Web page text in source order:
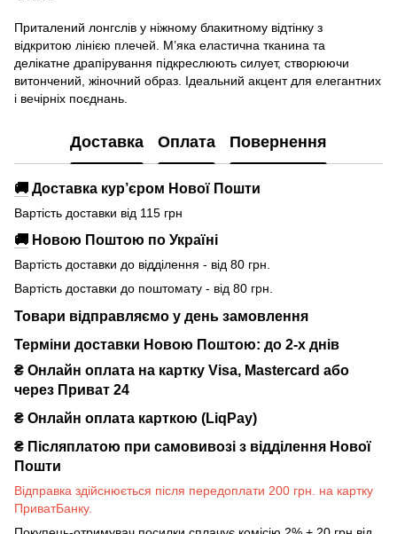
Приталений лонгслів у ніжному блакитному відтінку з
відкритою лінією плечей. М’яка еластична тканина та
делікатне драпірування підкреслюють силует, створюючи
витончений, жіночний образ. Ідеальний акцент для елегантних
і вечірніх поєднань.
Доставка Оплата Повернення
🚚 Доставка кур’єром Нової Пошти
Вартість доставки від 115 грн
🚚 Новою Поштою по Україні
Вартість доставки до відділення - від 80 грн.
Вартість доставки до поштомату - від 80 грн.
Товари відправляємо у день замовлення
Терміни доставки Новою Поштою: до 2-х днів
₴ Онлайн оплата на картку Visa, Mastercard або
через Приват 24
₴ Онлайн оплата карткою (LiqPay)
₴ Післяплатою при самовивозі з відділення Нової
Пошти
Відправка здійснюється після передоплати 200 грн. на картку
ПриватБанку.